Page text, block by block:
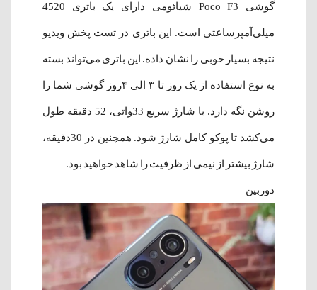
گوشی Poco F3 شیائومی دارای یک باتری 4520
میلی‌آمپرساعتی است. این باتری در تست پخش ویدیو
نتیجه بسیار خوبی را نشان داده. این باتری می‌تواند بسته
به نوع استفاده از یک روز تا ۳ الی ۴روز گوشی شما را
روشن نگه دارد. با شارژ سریع 33واتی، 52 دقیقه طول
می‌کشد تا پوکو کامل شارژ شود. همچنین در 30دقیقه،
شارژ بیشتر از نیمی از ظرفیت را شاهد خواهید بود.
دوربین